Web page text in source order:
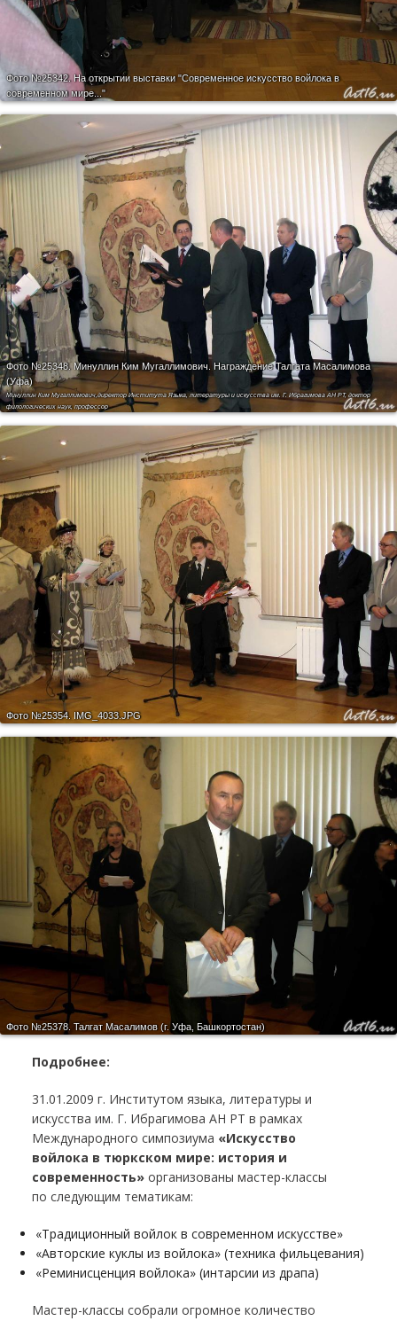
Фото №25342.На открытии выставки "Современное искусство войлока в
современном мире..."
Фото №25348.Минуллин Ким Мугаллимович. Награждение Талгата Масалимова
(Уфа)
Минуллин Ким Мугаллимович,директор Института Языка, литературы и искусства им. Г. Ибрагимова АН РТ, доктор
филологических наук, профессор
Фото №25354. IMG_4033.JPG
Фото №25378. Талгат Масалимов (г. Уфа, Башкортостан)
Подробнее:
31.01.2009 г. Институтом языка, литературы и
искусства им. Г. Ибрагимова АН РТ в рамках
Международного симпозиума «Искусство
войлока в тюркском мире: история и
современность»организованы мастер-классы
по следующим тематикам:
«Традиционный войлок в современном искусстве»
«Авторские куклы из войлока» (техника фильцевания)
«Реминисценция войлока» (интарсии из драпа)
Мастер-классы собрали огромное количество